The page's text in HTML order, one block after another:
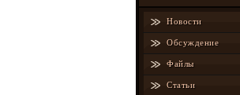
Новости
Обсуждение
Файлы
Статьи